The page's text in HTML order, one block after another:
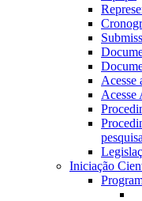
Acesse
Acesse
Iniciação